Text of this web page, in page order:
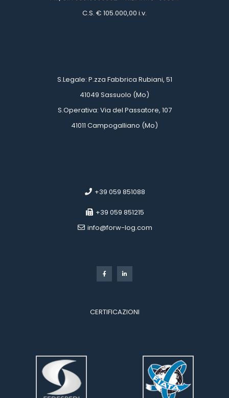
C.S. € 105.000,00 i.v.
S.Legale: P.zza Fabbrica Rubiani, 51
41049 Sassuolo (Mo)
S.Operativa: Via del Passatore, 107
41011 Campogalliano (Mo)
+39 059 851088
+39 059 851215
info@forw-log.com
CERTIFICAZIONI